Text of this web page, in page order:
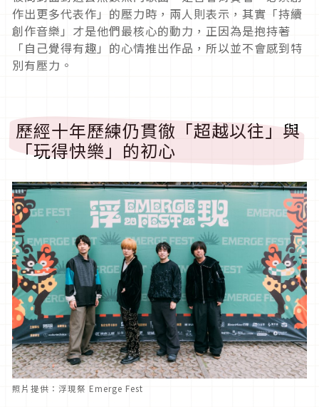
作出更多代表作」的壓力時，兩人則表示，其實「持續
創作音樂」才是他們最核心的動力，正因為是抱持著
「自己覺得有趣」的心情推出作品，所以並不會感到特
別有壓力。
歷經十年歷練仍貫徹「超越以往」與
「玩得快樂」的初心
照片提供：浮現祭 Emerge Fest